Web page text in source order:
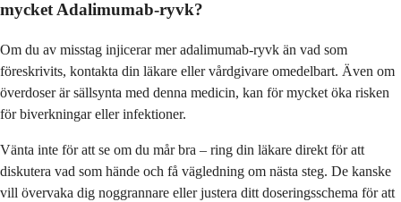
mycket Adalimumab-ryvk?
Om du av misstag injicerar mer adalimumab-ryvk än vad som
föreskrivits, kontakta din läkare eller vårdgivare omedelbart. Även om
överdoser är sällsynta med denna medicin, kan för mycket öka risken
för biverkningar eller infektioner.
Vänta inte för att se om du mår bra – ring din läkare direkt för att
diskutera vad som hände och få vägledning om nästa steg. De kanske
vill övervaka dig noggrannare eller justera ditt doseringsschema för att